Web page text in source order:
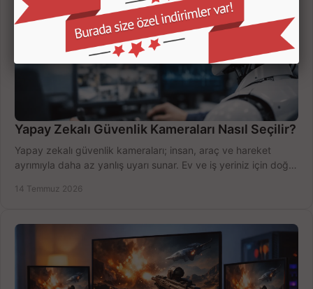
Yapay Zekalı Güvenlik Kameraları Nasıl Seçilir?
Yapay zekalı güvenlik kameraları; insan, araç ve hareket
ayrımıyla daha az yanlış uyarı sunar. Ev ve iş yeriniz için doğru
14 Temmuz 2026